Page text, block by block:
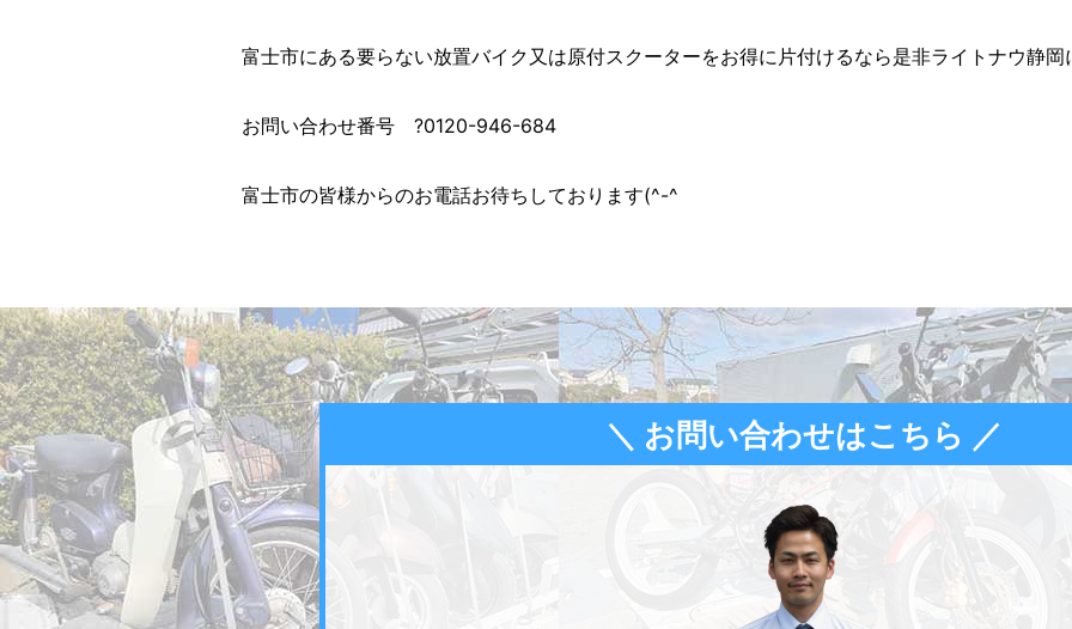
富士市にある要らない放置バイク又は原付スクーターをお得に片付けるなら是非ライトナウ静
お問い合わせ番号 ?0120-946-684
富士市の皆様からのお電話お待ちしております(^-^ゞ
＼ お問い合わせはこちら ／